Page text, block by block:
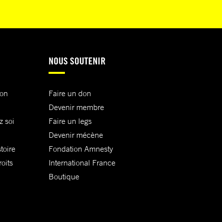
soi
NOUS SOUTENIR
Faire un don
Devenir membre
Faire un legs
Devenir mécène
Fondation Amnesty
International France
Boutique